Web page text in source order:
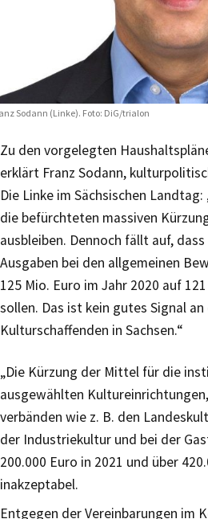
Sodann (Linke). Foto: DiG/trialon
Zu den vorgelegten
erklärt Franz Sodann,
Die Linke im Sächsischen
die befürchteten massiven
ausbleiben. Dennoch fällt auf,
Ausgaben bei den allgemeinen
125 Mio. Euro im Jahr 2020 auf
sollen. Das ist kein gutes Signal
Kulturschaffenden in Sachsen.“
„Die Kürzung der Mittel für die
ausgewählten
verbänden wie z. B. den
der Industriekultur und bei der
200.000 Euro in 2021 und über
inakzeptabel.
Entgegen der Vereinbarungen im